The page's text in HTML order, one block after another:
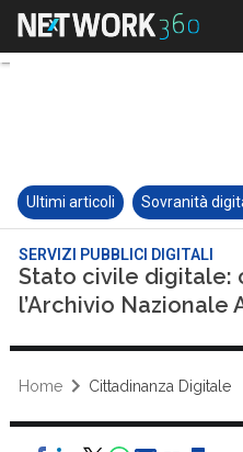
Ultimi articoli Sovranità
SERVIZI PUBBLICI DIGITALI
Stato civile digitale:
l’Archivio Nazionale
Home Cittadinanza Digitale